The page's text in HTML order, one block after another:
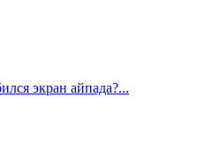
экран айпада?...